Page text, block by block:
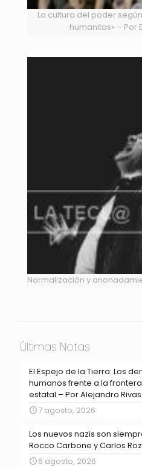
La cultura del poder
humanitas» – Por
Normalización y
Últimas Notas
El Espejo de la Tierra: Los
humanos frente a la
estatal – Por Alejandro Rivas
7 agosto, 2026
Los nuevos nazis son
Rocco Carbone y Carlos
6 agosto, 2026